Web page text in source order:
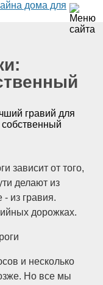
гравий для
зависит от того,
делают из
- из гравия.
дорожках.
и несколько
Но все мы